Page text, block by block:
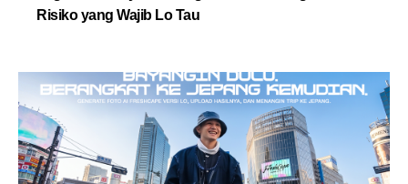
Risiko yang Wajib Lo Tau